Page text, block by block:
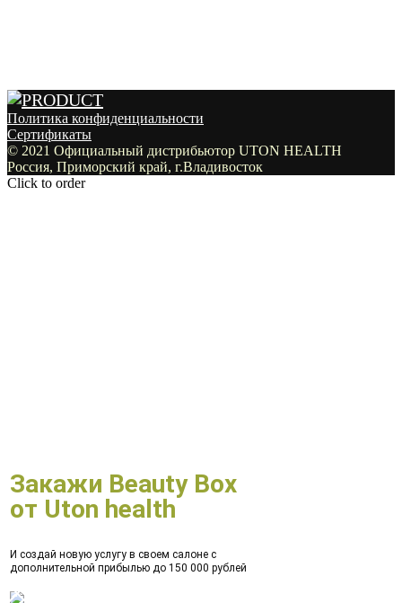
Закажи Beauty Box
от Uton health
И создай новую услугу в своем салоне с
дополнительной прибылью до 150 000 рублей
Политика конфиденциальности
Сертификаты
© 2021 Официальный дистрибьютор UTON HEALTH
Россия, Приморский край, г.Владивосток
Click to order